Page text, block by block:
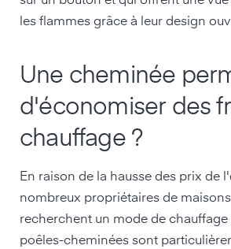
les flammes grâce à leur design
Une cheminée
d'économiser des
chauffage ?
En raison de la hausse des prix de
nombreux propriétaires de
recherchent un mode de chauffage
poêles-cheminées sont